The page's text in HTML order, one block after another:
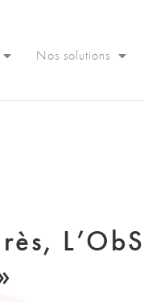
Nos solutions